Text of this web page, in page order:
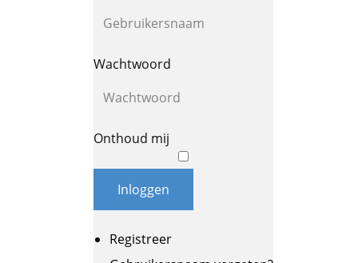
Wachtwoord
Onthoud mij
Inloggen
Registreer